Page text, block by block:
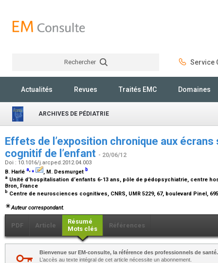
Rechercher Service
Actualités Revues Traités EMC Domaines
ARCHIVES DE PÉDIATRIE
Effets de l’exposition chronique aux
cognitif de l’enfant - 20/06/12
Doi : 10.1016/j.arcped.2012.04.003
B. Harlé a,⁎ , M. Desmurget b
a Unité d’hospitalisation d’enfants 6-13 ans, pôle de pédopsychiatrie, centre
Bron, France
b Centre de neurosciences cognitives, CNRS, UMR 5229, 67, boulevard Pinel,
Auteur correspondant.
PDF Article
Résumé
Mots clés
Références
Bienvenue sur EM-consulte, la référence des professionnels de santé.
L’accès au texte intégral de cet article nécessite un abonnement.